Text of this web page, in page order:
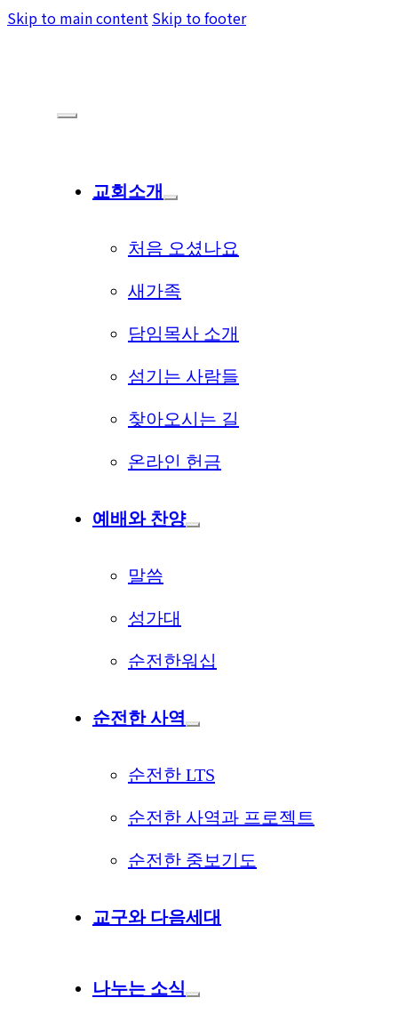
Skip to main content Skip to footer
교회소개
처음 오셨나요
새가족
담임목사 소개
섬기는 사람들
찾아오시는 길
온라인 헌금
예배와 찬양
말씀
성가대
순전한워십
순전한 사역
순전한 LTS
순전한 사역과 프로젝트
순전한 중보기도
교구와 다음세대
나누는 소식